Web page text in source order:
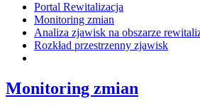
Portal Rewitalizacja
Monitoring zmian
Analiza zjawisk na obszarze
Rozkład przestrzenny zjawisk
Monitoring zmian